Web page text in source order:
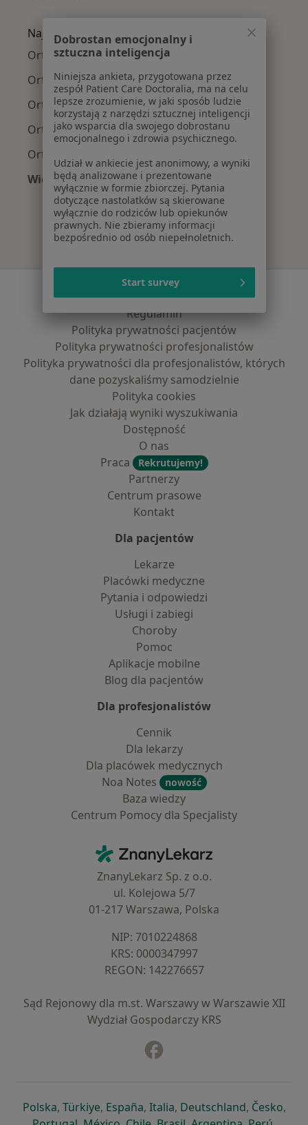
Najpopularniejsze ubezpieczenia
Ortopedzi z PZU Zdrowie w Białymstoku
Ortopedzi z Compensa w Białymstoku
Ortopedzi z Enel-med w Białymstoku
Ortopedzi z Allianz w Białymstoku
Ortopedzi z POLMED w Białymstoku
Więcej (2)
Więcej w kategorii: Najpopularniejsze
Serwis
Regulamin
Polityka prywatności pacjentów
Polityka prywatności profesjonalistów
Polityka prywatności dla profesjonalistów, których
dane pozyskaliśmy samodzielnie
Polityka cookies
Jak działają wyniki wyszukiwania
Dostępność
O nas
Praca
Rekrutujemy!
Partnerzy
Centrum prasowe
Kontakt
Dla pacjentów
Lekarze
Placówki medyczne
Pytania i odpowiedzi
Usługi i zabiegi
Choroby
Pomoc
Aplikacje mobilne
Blog dla pacjentów
Dla profesjonalistów
Cennik
Dla lekarzy
Dla placówek medycznych
Noa Notes
nowość
Baza wiedzy
Centrum Pomocy dla Specjalisty
ZnanyLekarz - Strona główna
ZnanyLekarz Sp. z o.o.
ul. Kolejowa 5/7
01-217 Warszawa, Polska
NIP: ⁠7010224868
KRS: ⁠0000347997
REGON: ⁠142276657
Sąd Rejonowy dla m.st. Warszawy w Warszawie XII
Wydział Gospodarczy KRS
Polskaotwiera się w nowej karcie
, Türkiyeotwiera się w nowej karcie
, Españaotwiera się w nowej karcie
, Italiaotwiera się w nowej
, Deutschlandotwiera się
, Česko,
Dobrostan emocjonalny i
sztuczna inteligencja
Niniejsza ankieta, przygotowana przez
zespół Patient Care Doctoralia, ma na celu
lepsze zrozumienie, w jaki sposób ludzie
korzystają z narzędzi sztucznej inteligencji
jako wsparcia dla swojego dobrostanu
emocjonalnego i zdrowia psychicznego.
Udział w ankiecie jest anonimowy, a wyniki
będą analizowane i prezentowane
wyłącznie w formie zbiorczej. Pytania
dotyczące nastolatków są skierowane
wyłącznie do rodziców lub opiekunów
prawnych. Nie zbieramy informacji
bezpośrednio od osób niepełnoletnich.
Start survey